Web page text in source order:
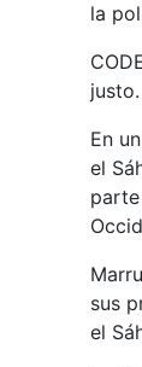
la
justo.
En
el
sus
el